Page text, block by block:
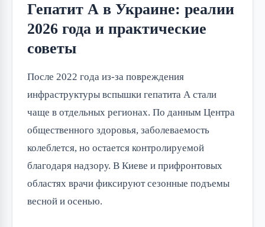
Гепатит А в Украине: реалии
2026 года и практические
советы
После 2022 года из-за повреждения
инфраструктуры вспышки гепатита А стали
чаще в отдельных регионах. По данным Центра
общественного здоровья, заболеваемость
колеблется, но остается контролируемой
благодаря надзору. В Киеве и прифронтовых
областях врачи фиксируют сезонные подъемы
весной и осенью.